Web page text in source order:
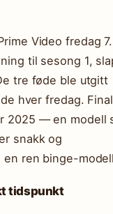
Video fredag 7.
til sesong 1,
tre føde ble utgitt
hver fredag.
2025 — en modell
snakk og
en ren binge-
tidspunkt